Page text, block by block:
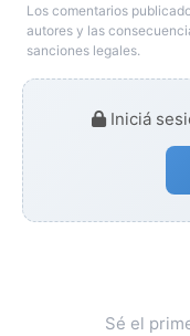
Los comentarios
autores y las
sanciones legales.
Iniciá
Sé el